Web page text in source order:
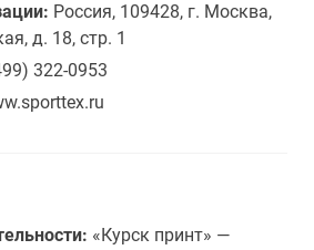
Россия, 109428, г. Москва,
д. 18, стр. 1
322-0953
«Курск принт» —